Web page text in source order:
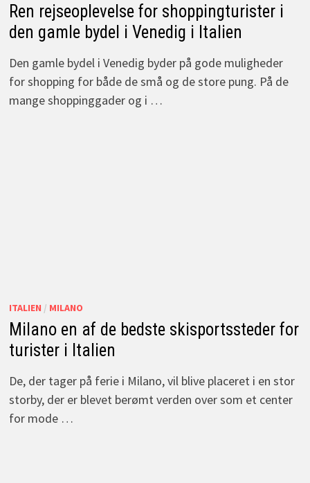
Ren rejseoplevelse for shoppingturister i
den gamle bydel i Venedig i Italien
Den gamle bydel i Venedig byder på gode muligheder
for shopping for både de små og de store pung. På de
mange shoppinggader og i …
ITALIEN / MILANO
Milano en af de bedste skisportssteder for
turister i Italien
De, der tager på ferie i Milano, vil blive placeret i en stor
storby, der er blevet berømt verden over som et center
for mode …